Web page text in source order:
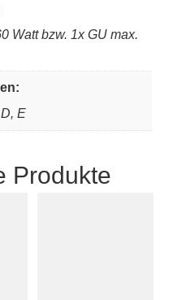
Watt bzw. 1x GU max.
E
Produkte